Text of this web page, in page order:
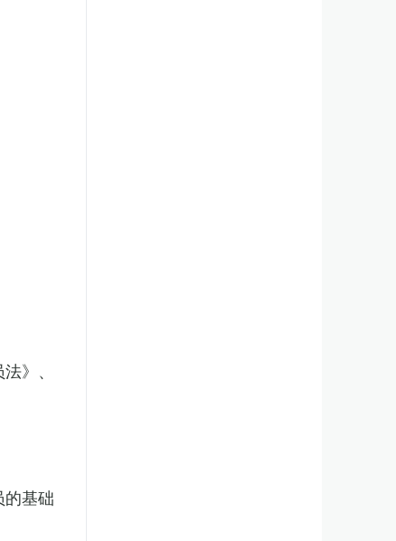
》、
基础